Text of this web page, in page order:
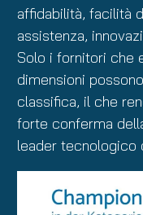
affidabilità, facilità
assistenza,
Solo i fornitori che
dimensioni
classifica, il che
forte conferma
leader tecnologico